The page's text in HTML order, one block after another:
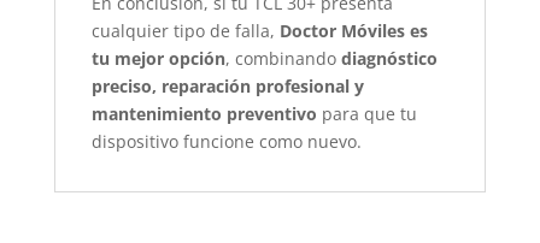
cualquier tipo de falla, Doctor Móviles es
tu mejor opción, combinando diagnóstico
preciso, reparación profesional y
mantenimiento preventivo para que tu
dispositivo funcione como nuevo.